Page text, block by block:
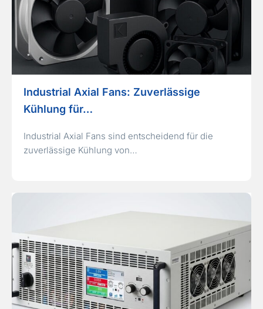
Industrial Axial Fans: Zuverlässige
Kühlung für…
Industrial Axial Fans sind entscheidend für die
zuverlässige Kühlung von…